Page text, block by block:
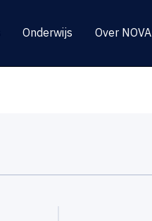
Onderwijs Over NOVA